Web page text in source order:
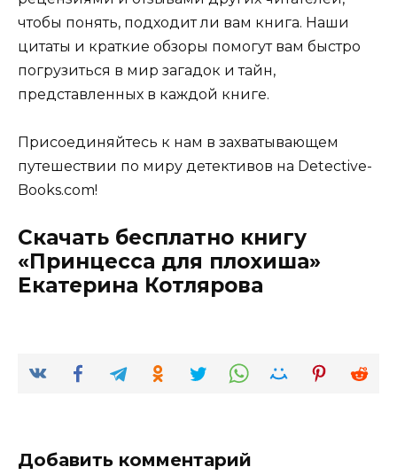
чтобы понять, подходит ли вам книга. Наши
цитаты и краткие обзоры помогут вам быстро
погрузиться в мир загадок и тайн,
представленных в каждой книге.
Присоединяйтесь к нам в захватывающем
путешествии по миру детективов на Detective-
Books.com!
Скачать бесплатно книгу
«Принцесса для плохиша»
Екатерина Котлярова
Добавить комментарий